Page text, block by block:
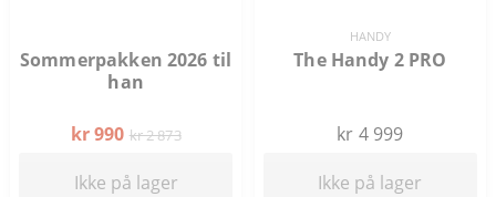
Sommerpakken 2026 til
han
kr 990 kr 2 873
Ikke på lager
HANDY
The Handy 2 PRO
kr 4 999
Ikke på lager